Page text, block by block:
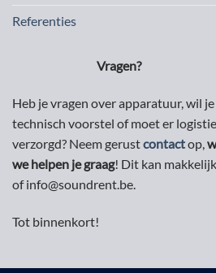
Referenties
Vragen?
Heb je vragen over apparatuur, wil
technisch voorstel of moet er
verzorgd? Neem gerustcontactop,
we helpen je graag! Dit kan
of info@soundrent.be.
Tot binnenkort!